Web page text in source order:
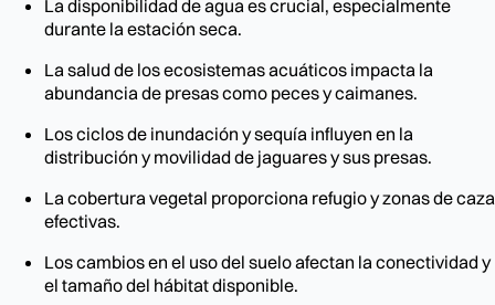
La disponibilidad de agua es crucial, especialmente
durante la estación seca.
La salud de los ecosistemas acuáticos impacta la
abundancia de presas como peces y caimanes.
Los ciclos de inundación y sequía influyen en la
distribución y movilidad de jaguares y sus presas.
La cobertura vegetal proporciona refugio y zonas de caza
efectivas.
Los cambios en el uso del suelo afectan la conectividad y
el tamaño del hábitat disponible.